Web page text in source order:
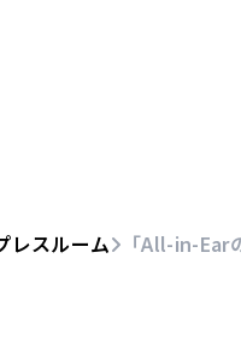
レスルーム 「All-in-